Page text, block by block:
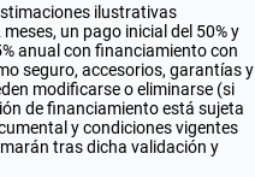
ilustrativas
un pago inicial del 50% y
anual con financiamiento con
seguro, accesorios, garantías y
modificarse o eliminarse (si
de financiamiento está sujeta
y condiciones vigentes
tras dicha validación y